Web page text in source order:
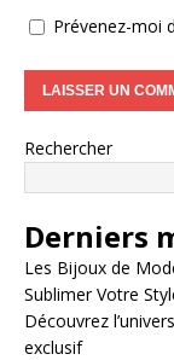
Prévenez-moi
Rechercher
Derniers
Les Bijoux de
Sublimer Votre
Découvrez
exclusif